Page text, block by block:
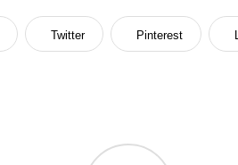
Twitter Pinterest